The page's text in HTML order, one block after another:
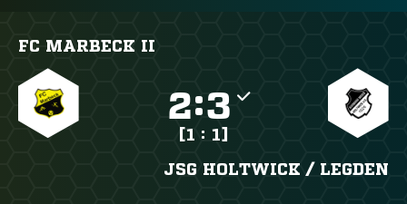
FC MARBECK II
:
[1 : 1]
JSG HOLTWICK /​ LEGDEN